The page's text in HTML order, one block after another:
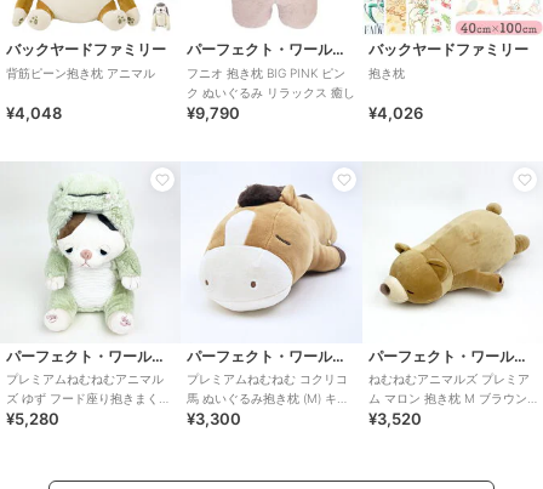
バックヤードファミリー
背筋ピーン抱き枕 アニマル
¥4,048
パーフェクト・ワールド・トーキョー
フニオ 抱き枕 BIG PINK ピン
ク ぬいぐるみ リラックス 癒し
¥9,790
バックヤードファミリー
抱き枕
¥4,026
パーフェクト・ワールド・トーキョー
プレミアムねむねむアニマル
ズ ゆず フード座り抱きまくら
(M) 抱き枕 寝具 ぬいぐるみ
¥5,280
パーフェクト・ワールド・トーキョー
プレミアムねむねむ コクリコ
馬 ぬいぐるみ抱き枕 (M) キャ
メル りぶはあと 2026 干支
¥3,300
パーフェクト・ワールド・トーキョー
ねむねむアニマルズ プレミア
ム マロン 抱き枕 M ブラウン
ギフト
¥3,520